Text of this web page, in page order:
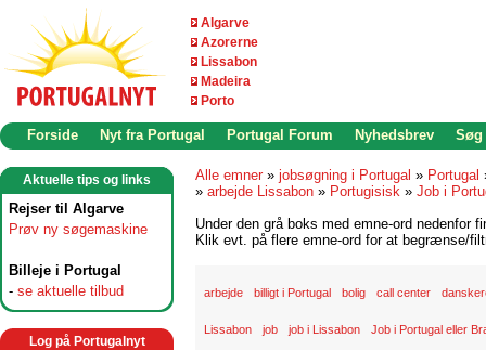
Algarve
Azorerne
Lissabon
Madeira
Porto
Forside Nyt fra Portugal Portugal Forum Nyhedsbrev Søg
Aktuelle tips og links
Rejser til Algarve
Prøv ny søgemaskine
Billeje i Portugal
- se aktuelle tilbud
Log på Portugalnyt
Alle emner » jobsøgning i Portugal » Portugal
» arbejde Lissabon » Portugisisk » Job i
Under den grå boks med emne-ord nedenfor
Klik evt. på flere emne-ord for at begrænse/
arbejde billigt i Portugal bolig call center
Lissabon job job i Lissabon Job i Portugal eller